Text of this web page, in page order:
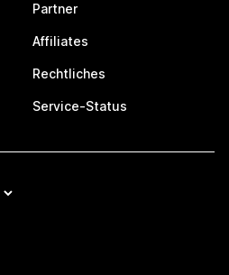
Partner
Affiliates
Rechtliches
Service-Status